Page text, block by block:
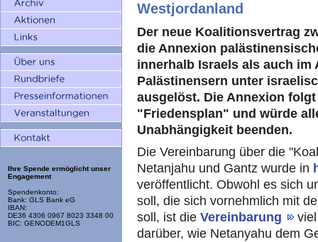
Ihre Spende ermöglicht unser
Engagement
Spendenkonto:
Bank: GLS Bank eG
IBAN:
DE36 4306 0967 8023 3348 00
BIC: GENODEM1GLS
Westjordanland
Der neue Koalitionsvertrag
die Annexion
innerhalb Israels als auch
Palästinensern unter
ausgelöst. Die Annexion
"Friedensplan" und würde
Unabhängigkeit beenden.
Die Vereinbarung über die
Netanjahu und Gantz wurde in
veröffentlicht. Obwohl es sich
soll, die sich vornehmlich mit
soll, ist die Vereinbarung
darüber, wie Netanyahu dem